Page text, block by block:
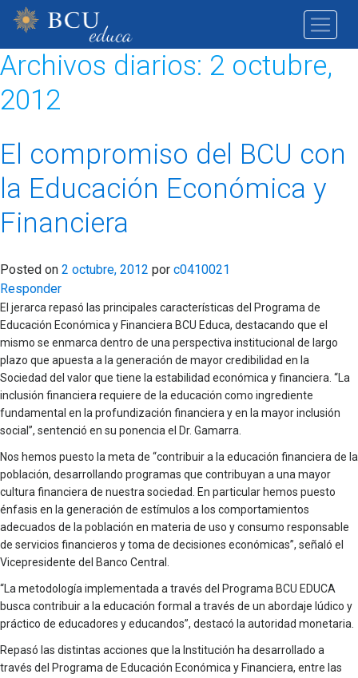
Archivos diarios: 2 octubre,
2012
El compromiso del BCU con
la Educación Económica y
Financiera
Posted on 2 octubre, 2012 por c0410021
Responder
El jerarca repasó las principales características del Programa de
Educación Económica y Financiera BCU Educa, destacando que el
mismo se enmarca dentro de una perspectiva institucional de largo
plazo que apuesta a la generación de mayor credibilidad en la
Sociedad del valor que tiene la estabilidad económica y financiera. “La
inclusión financiera requiere de la educación como ingrediente
fundamental en la profundización financiera y en la mayor inclusión
social”, sentenció en su ponencia el Dr. Gamarra.
Nos hemos puesto la meta de “contribuir a la educación financiera de la
población, desarrollando programas que contribuyan a una mayor
cultura financiera de nuestra sociedad. En particular hemos puesto
énfasis en la generación de estímulos a los comportamientos
adecuados de la población en materia de uso y consumo responsable
de servicios financieros y toma de decisiones económicas”, señaló el
Vicepresidente del Banco Central.
“La metodología implementada a través del Programa BCU EDUCA
busca contribuir a la educación formal a través de un abordaje lúdico y
práctico de educadores y educandos”, destacó la autoridad monetaria.
Repasó las distintas acciones que la Institución ha desarrollado a
través del Programa de Educación Económica y Financiera, entre las